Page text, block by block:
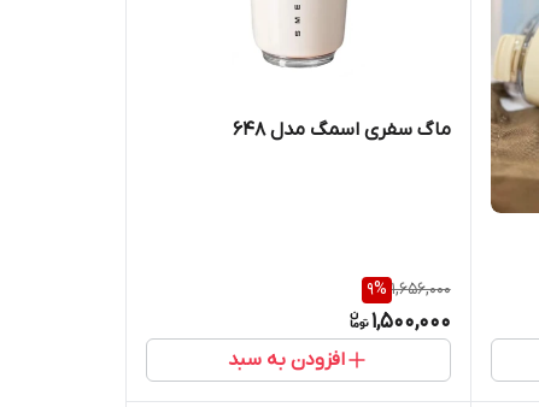
ماگ سفری اسمگ مدل 648
1,656,000
9%
1,500,000
افزودن به سبد